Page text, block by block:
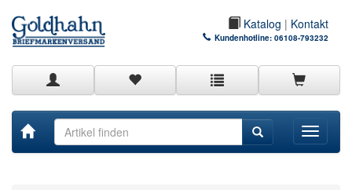
Katalog | Kontakt
Kundenhotline: 06108-793232
Toggle